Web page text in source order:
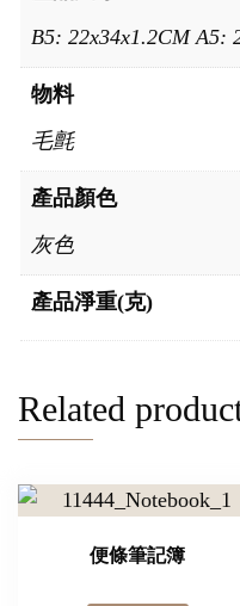
B5: 22x34x1.2CM A5:
物料
毛氈
產品顏色
灰色
產品淨重(克)
Related
便條筆記簿